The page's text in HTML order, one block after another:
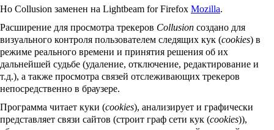
Но Collusion заменен на Lightbeam for Firefox Mozilla.
Расширение для просмотра трекеров Collusion создано для
визуального контроля пользователем следящих кук (cookies) в
режиме реального времени и принятия решения об их
дальнейшей судьбе (удаление, отключение, редактирование и
т.д.), а также просмотра связей отслеживающих трекеров
непосредственно в браузере.
Программа читает куки (cookies), анализирует и графически
представляет связи сайтов (строит граф сети кук (cookies)),